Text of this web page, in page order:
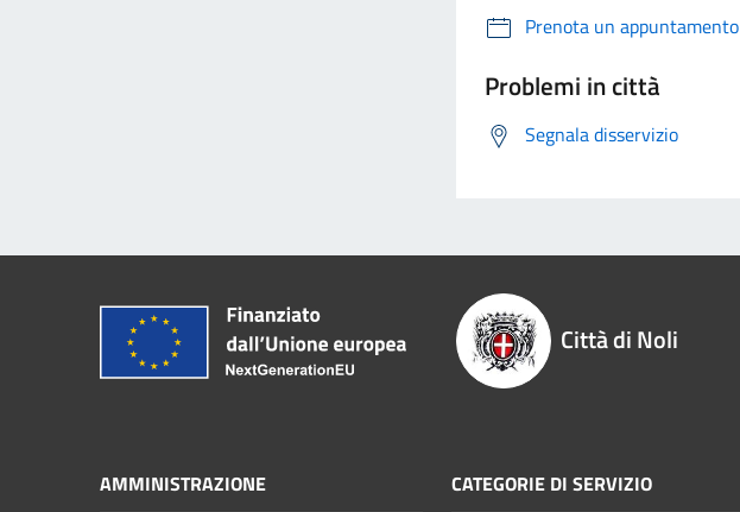
Prenota un appuntamento
Problemi in città
Segnala disservizio
Città di Noli
AMMINISTRAZIONE CATEGORIE DI SERVIZIO